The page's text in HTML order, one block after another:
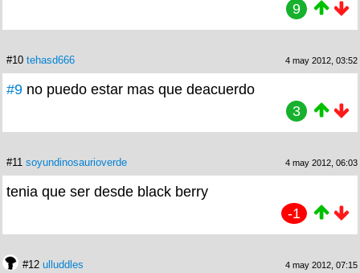
9
#10 tehasd666 4 may 2012, 03:52
#9 no puedo estar mas que deacuerdo
3
#11 soyundinosaurioverde 4 may 2012, 06:03
tenia que ser desde black berry
-1
#12 ulluddles 4 may 2012, 07:15